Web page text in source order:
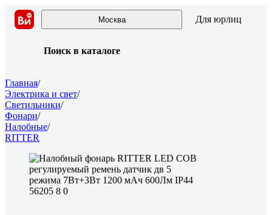
Москва Для юрлиц
Поиск в каталоге
Главная/
Электрика и свет/
Светильники/
Фонари/
Налобные/
RITTER